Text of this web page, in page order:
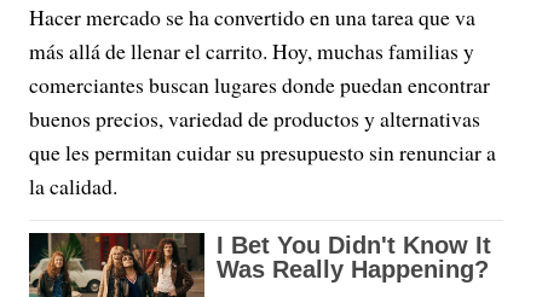
Hacer mercado se ha convertido en una tarea que va
más allá de llenar el carrito. Hoy, muchas familias y
comerciantes buscan lugares donde puedan encontrar
buenos precios, variedad de productos y alternativas
que les permitan cuidar su presupuesto sin renunciar a
la calidad.